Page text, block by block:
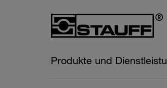
Produkte und